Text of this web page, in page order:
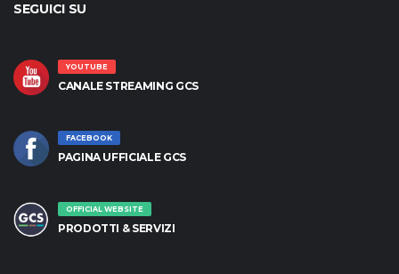
SEGUICI SU
YOUTUBE
CANALE STREAMING GCS
FACEBOOK
PAGINA UFFICIALE GCS
OFFICIAL WEBSITE
PRODOTTI & SERVIZI